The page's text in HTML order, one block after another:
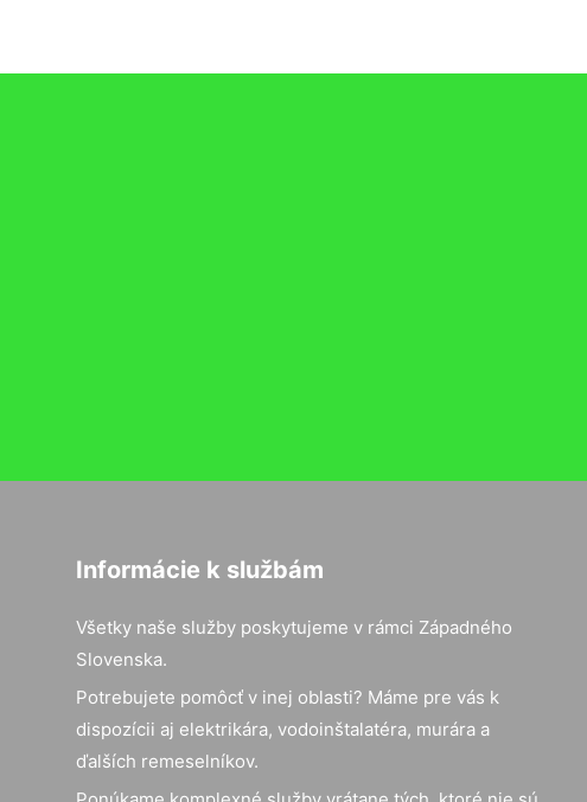
Informácie k službám
Všetky naše služby poskytujeme v rámci Západného
Slovenska.
Potrebujete pomôcť v inej oblasti? Máme pre vás k
dispozícii aj elektrikára, vodoinštalatéra, murára a
ďalších remeselníkov.